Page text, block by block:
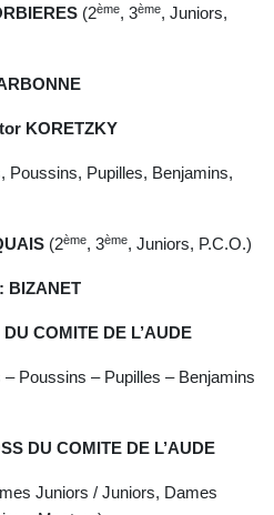
(2ème, 3ème, Juniors,
KORETZKY
Poussins, Pupilles, Benjamins,
(2ème, 3ème, Juniors, P.C.O.)
BIZANET
COMITE DE L’AUDE
Poussins – Pupilles – Benjamins
DU COMITE DE L’AUDE
Juniors / Juniors, Dames